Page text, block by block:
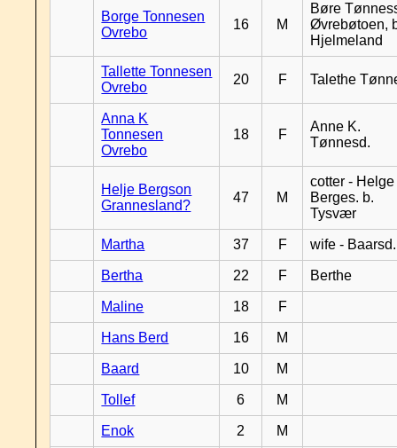
Borge Tonnesen
Ovrebo
16 M
Børe
Øvrebøtoen,
Hjelmeland
Tallette Tonnesen
Ovrebo
20 F Talethe
Anna K
Tonnesen
Ovrebo
18 F
Anne K.
Tønnesd.
Helje Bergson
Grannesland?
47 M
cotter - Helge
Berges. b.
Tysvær
Martha 37 F wife - Baarsd.
Bertha 22 F Berthe
Maline 18 F
Hans Berd 16 M
Baard 10 M
Tollef 6 M
Enok 2 M